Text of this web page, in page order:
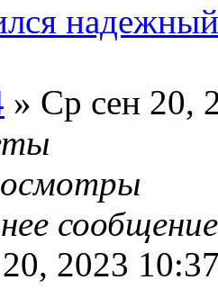
» Ср сен 20,
2023